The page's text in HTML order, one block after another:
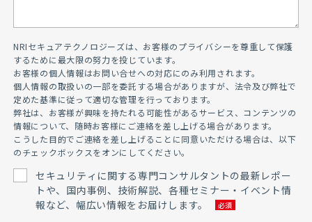
NRIセキュアテクノロジーズは、お客様のプライバシーを尊重して保護
するために最大限の努力を投じています。
お客様の個人情報はお問い合せへの対応にのみ利用されます。
個人情報の取扱いの一部を委託する場合がありますが、法令及び弊社で
定めた基準に従って適切な管理を行っております。
弊社は、お客様が興味を持たれる可能性があるサービス、コンテンツの
情報について、随時お客様にご連絡を差し上げる場合があります。
こうした目的でご連絡を差し上げることに同意いただける場合は、以下
のチェックボックスをオンにしてください。
セキュリティに関する専門コンサルタントの最新レポー
トや、国内事例、技術解説、各種セミナー・イベント情
報など、幅広い情報をお届けします。